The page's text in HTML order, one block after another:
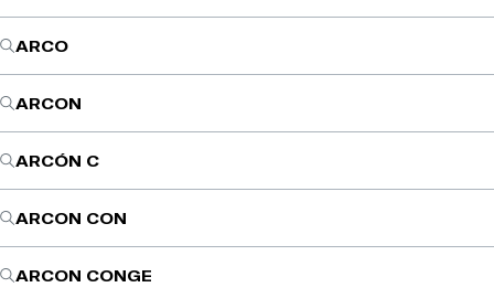
ARCO
ARCON
ARCÓN C
ARCON CON
ARCON CONGE